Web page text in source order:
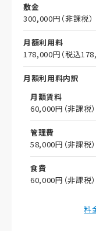
敷金
300,000円（非課税
月額利用料
178,000円（税込
月額利用料内訳
月額賃料
60,000円（非課税）
管理費
58,000円（非課税）
食費
60,000円（非課税）
料